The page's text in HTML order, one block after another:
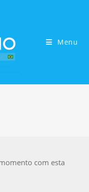
Menu
com esta